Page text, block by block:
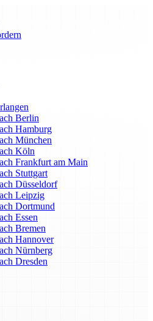
Berlin
Hamburg
München
Köln
Frankfurt am Main
Stuttgart
Düsseldorf
Leipzig
Dortmund
Essen
Bremen
Hannover
Nürnberg
Dresden